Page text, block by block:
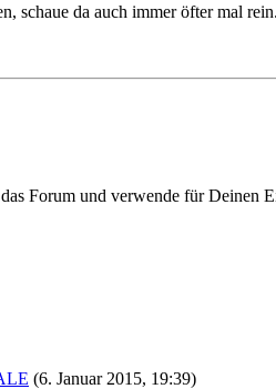
schaue da auch immer öfter mal rein.
Forum und verwende für Deinen
(6. Januar 2015, 19:39)